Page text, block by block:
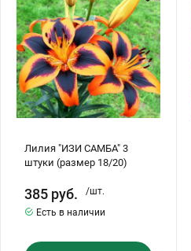
штуки
(размер
18/20)
Лилия "ИЗИ САМБА" 3
штуки (размер 18/20)
385 руб.
/шт.
Есть в наличии